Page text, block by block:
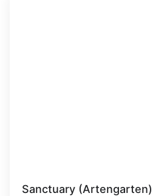
Sanctuary (Artengarten)